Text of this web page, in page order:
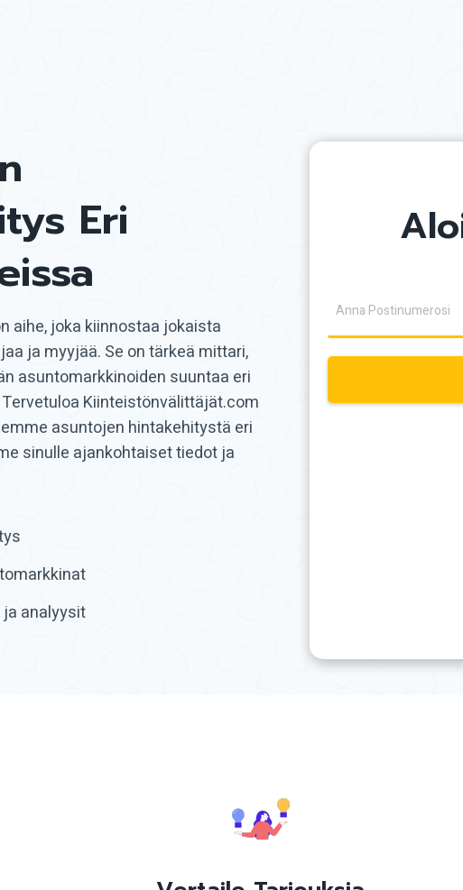
Eri
aihe, joka kiinnostaa jokaista
ja myyjää. Se on tärkeä mittari,
asuntomarkkinoiden suuntaa eri
Kiinteistönvälittäjät.com
asuntojen hintakehitystä eri
sinulle ajankohtaiset tiedot ja
analyysit